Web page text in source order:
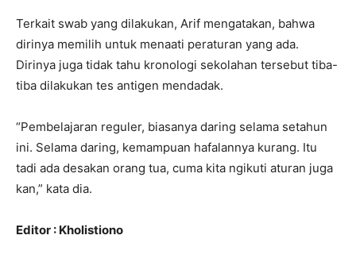
Terkait swab yang dilakukan, Arif mengatakan, bahwa
dirinya memilih untuk menaati peraturan yang ada.
Dirinya juga tidak tahu kronologi sekolahan tersebut tiba-
tiba dilakukan tes antigen mendadak.
“Pembelajaran reguler, biasanya daring selama setahun
ini. Selama daring, kemampuan hafalannya kurang. Itu
tadi ada desakan orang tua, cuma kita ngikuti aturan juga
kan,” kata dia.
Editor : Kholistiono